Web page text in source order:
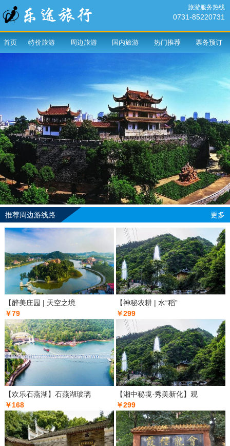
旅游服务热线
0731-85220731
首页 特价旅游 周边旅游 国内旅游 热门推荐 票务预订
推荐周边游线路 更多
【醉美庄园 | 天空之境
￥79
【神秘农耕 | 水“稻”
￥299
【欢乐石燕湖】石燕湖玻璃
￥168
【湘中秘境·秀美新化】观
￥299